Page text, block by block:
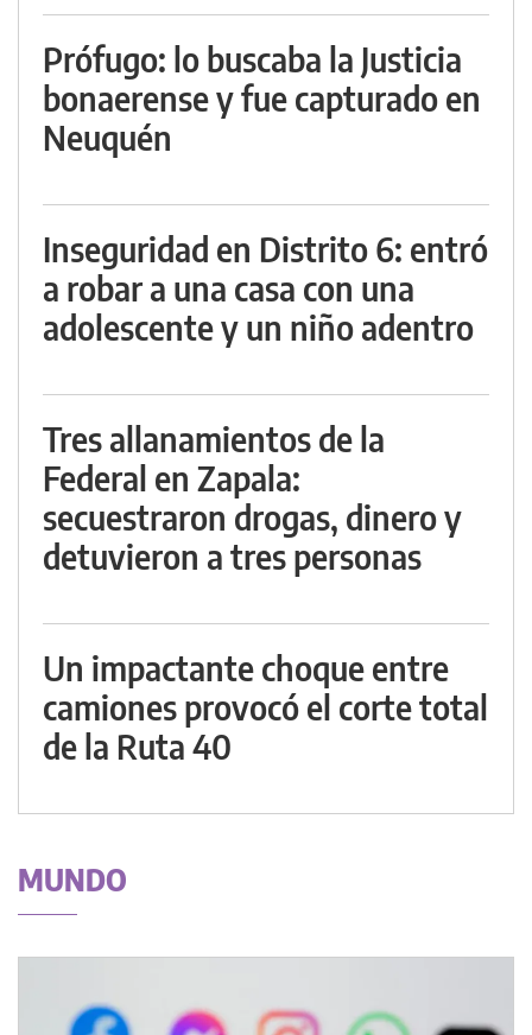
Prófugo: lo buscaba la Justicia
bonaerense y fue capturado en
Neuquén
Inseguridad en Distrito 6: entró
a robar a una casa con una
adolescente y un niño adentro
Tres allanamientos de la
Federal en Zapala:
secuestraron drogas, dinero y
detuvieron a tres personas
Un impactante choque entre
camiones provocó el corte total
de la Ruta 40
MUNDO